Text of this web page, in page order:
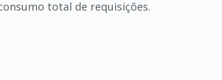
total de requisições.